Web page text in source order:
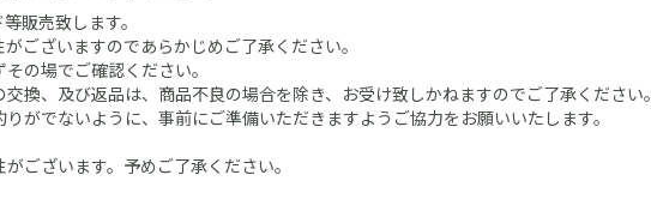
販売致します。
ございますのであらかじめご了承ください。
の場でご確認ください。
換、及び返品は、商品不良の場合を除き、お受け致しかねますのでご了承ください。
がでないように、事前にご準備いただきますようご協力をお願いいたします。
ございます。予めご了承ください。